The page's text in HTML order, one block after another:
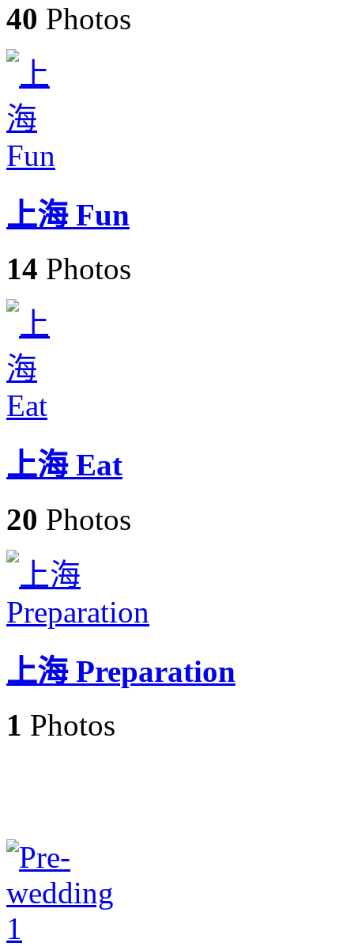
40 Photos
上海 Fun
14 Photos
上海 Eat
20 Photos
上海 Preparation
1 Photos